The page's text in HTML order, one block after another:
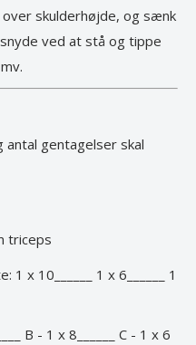
skulderhøjde, og sænk
ved at stå og tippe
gentagelser skal
triceps
x 10______ 1 x 6______ 1
B - 1 x 8______ C - 1 x 6